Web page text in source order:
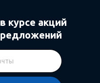
курсе акций